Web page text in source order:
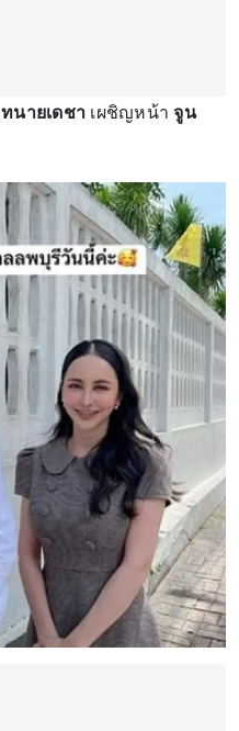
ทนายเดชา เผชิญหน้าจูน